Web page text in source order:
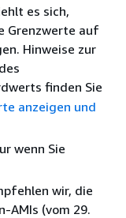
es sich,
Grenzwerte auf
Hinweise zur
finden Sie
anzeigen und
wenn Sie
wir, die
AMIs (vom 29.